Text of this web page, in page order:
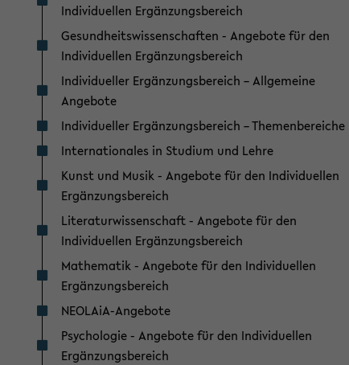
Individuellen Ergänzungsbereich
Gesundheitswissenschaften - Angebote für den
Individuellen Ergänzungsbereich
Individueller Ergänzungsbereich – Allgemeine
Angebote
Individueller Ergänzungsbereich – Themenbereiche
Internationales in Studium und Lehre
Kunst und Musik - Angebote für den Individuellen
Ergänzungsbereich
Literaturwissenschaft - Angebote für den
Individuellen Ergänzungsbereich
Mathematik - Angebote für den Individuellen
Ergänzungsbereich
NEOLAiA-Angebote
Psychologie - Angebote für den Individuellen
Ergänzungsbereich